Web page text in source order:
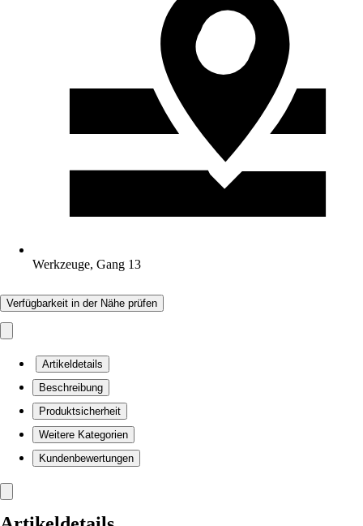
Werkzeuge, Gang 13
Verfügbarkeit in der Nähe prüfen
Artikeldetails
Beschreibung
Produktsicherheit
Weitere Kategorien
Kundenbewertungen